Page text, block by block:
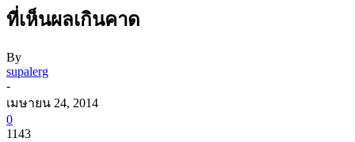
ที่เห็นผลเกินคาด
By
supalerg
-
เมษายน 24, 2014
0
1143